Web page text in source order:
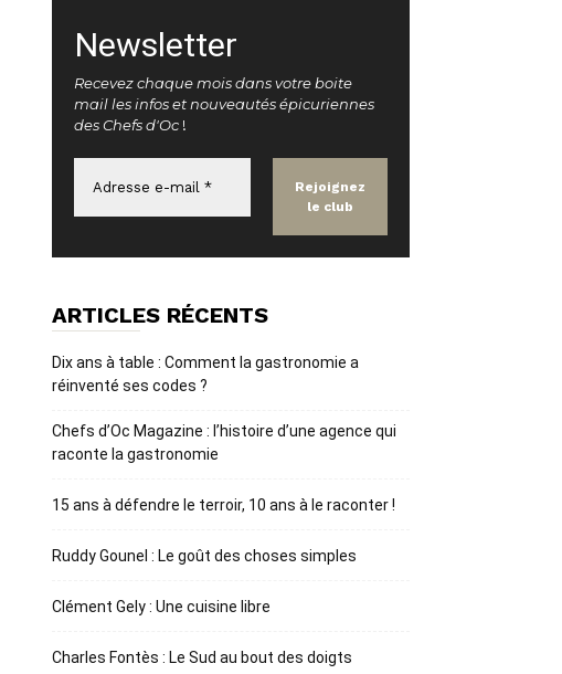
Newsletter
Recevez chaque mois dans votre boite
mail les infos et nouveautés épicuriennes
des Chefs d'Oc !
ARTICLES RÉCENTS
Dix ans à table : Comment la gastronomie a
réinventé ses codes ?
Chefs d’Oc Magazine : l’histoire d’une agence qui
raconte la gastronomie
15 ans à défendre le terroir, 10 ans à le raconter !
Ruddy Gounel : Le goût des choses simples
Clément Gely : Une cuisine libre
Charles Fontès : Le Sud au bout des doigts